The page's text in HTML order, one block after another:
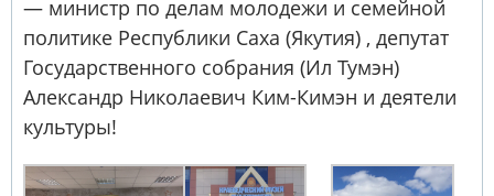
— министр по делам молодежи и семейной
политике Республики Саха (Якутия) , депутат
Государственного собрания (Ил Тумэн)
Александр Николаевич Ким-Кимэн и деятели
культуры!